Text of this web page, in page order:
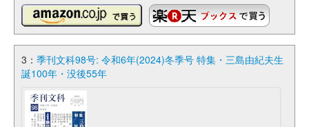
3： 季刊文科98号: 令和6年(2024)冬季号 特集・三島由紀夫生
誕100年・没後55年